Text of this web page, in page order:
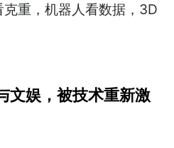
重，机器人看数据，3D
文娱，被技术重新激